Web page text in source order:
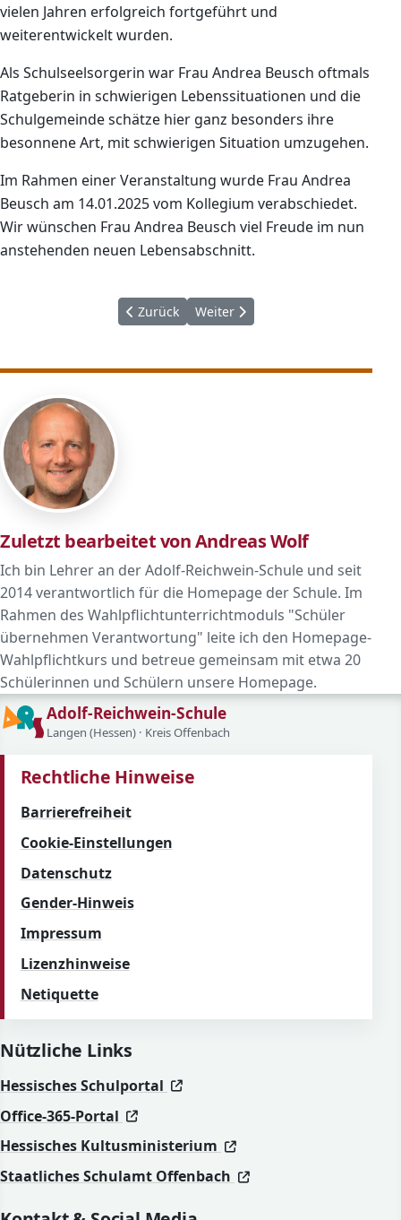
vielen Jahren erfolgreich fortgeführt und
weiterentwickelt wurden.
Als Schulseelsorgerin war Frau Andrea Beusch oftmals
Ratgeberin in schwierigen Lebenssituationen und die
Schulgemeinde schätze hier ganz besonders ihre
besonnene Art, mit schwierigen Situation umzugehen.
Im Rahmen einer Veranstaltung wurde Frau Andrea
Beusch am 14.01.2025 vom Kollegium verabschiedet.
Wir wünschen Frau Andrea Beusch viel Freude im nun
anstehenden neuen Lebensabschnitt.
Vorheriger Beitrag: Andalusiens Kultur,
Zurück Nächster Beitrag: Neuerungen
Weiter
Zuletzt bearbeitet von Andreas Wolf
Ich bin Lehrer an der Adolf-Reichwein-Schule und seit
2014 verantwortlich für die Homepage der Schule. Im
Rahmen des Wahlpflichtunterrichtmoduls "Schüler
übernehmen Verantwortung" leite ich den Homepage-
Wahlpflichtkurs und betreue gemeinsam mit etwa 20
Schülerinnen und Schülern unsere Homepage.
Adolf-Reichwein-Schule
Langen (Hessen) · Kreis Offenbach
Rechtliche Hinweise
Barrierefreiheit
Cookie-Einstellungen
Datenschutz
Gender-Hinweis
Impressum
Lizenzhinweise
Netiquette
Nützliche Links
Hessisches Schulportal (öffnet in neuem Fenster)
(öffnet in neuem Fenster)
Office-365-Portal
(öffnet in neuem Fenster)
(öffnet in neuem Fenster)
Hessisches Kultusministerium
(öffnet in neuem
(öffnet in neuem
Staatliches Schulamt Offenbach
(öffnet in neuem
(öffnet in neuem